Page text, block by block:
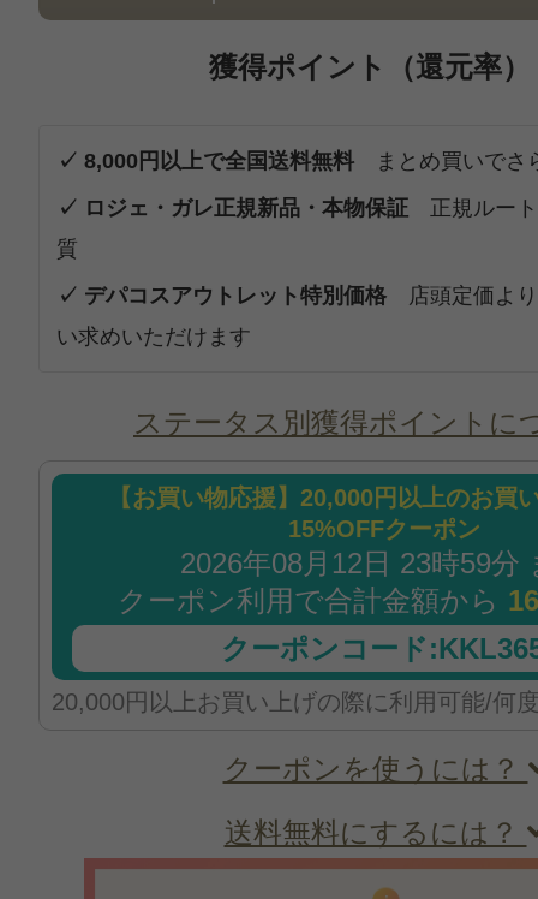
獲得ポイント（還元率）
✓ 8,000円以上で全国送料無料 まとめ買いでさ
✓ ロジェ・ガレ正規新品・本物保証 正規ルー
質
✓ デパコスアウトレット特別価格 店頭定価よ
い求めいただけます
ステータス別獲得ポイントに
【お買い物応援】20,000円以上のお買
15%OFFクーポン
2026年08月12日 23時59分
クーポン利用で合計金額から
クーポンコード
20,000円以上お買い上げの際に利用可能/何
クーポンを使うには？
送料無料にするには？